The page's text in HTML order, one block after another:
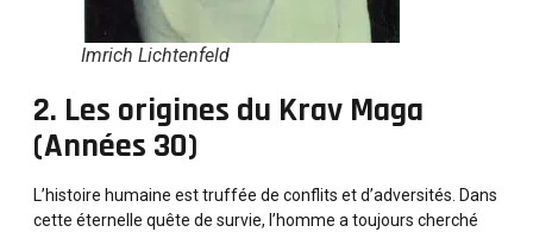
Imrich Lichtenfeld
2. Les origines du Krav Maga
(Années 30)
L’histoire humaine est truffée de conflits et d’adversités. Dans
cette éternelle quête de survie, l’homme a toujours cherché